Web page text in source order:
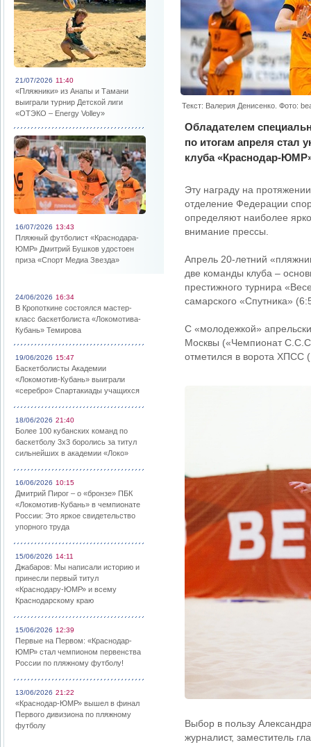
21/07/2026 11:40
«Пляжники» из Анапы и Тамани
выиграли турнир Детской лиги
«ОТЭКО – Energy Volley»
16/07/2026 13:43
Пляжный футболист «Краснодара-
ЮМР» Дмитрий Бушков удостоен
приза «Спорт Медиа Звезда»
24/06/2026 16:34
В Кропоткине состоялся мастер-
класс баскетболиста «Локомотива-
Кубань» Темирова
19/06/2026 15:47
Баскетболисты Академии
«Локомотив-Кубань» выиграли
«серебро» Спартакиады учащихся
18/06/2026 21:40
Более 100 кубанских команд по
баскетболу 3х3 боролись за титул
сильнейших в академии «Локо»
16/06/2026 10:15
Дмитрий Пирог – о «бронзе» ПБК
«Локомотив-Кубань» в чемпионате
России: Это яркое свидетельство
упорного труда
15/06/2026 14:11
Джабаров: Мы написали историю и
принесли первый титул
«Краснодару-ЮМР» и всему
Краснодарскому краю
15/06/2026 12:39
Первые на Первом: «Краснодар-
ЮМР» стал чемпионом первенства
России по пляжному футболу!
13/06/2026 21:22
«Краснодар-ЮМР» вышел в финал
Первого дивизиона по пляжному
футболу
Текст: Валерия Денисенко. Фото:
Обладателем
по итогам апреля стал
клуба «Краснодар-
Эту награду на
отделение Федерации
определяют наиболее
внимание прессы.
Апрель 20-летний
две команды клуба –
престижного турнира
самарского «Спутника»
С «молодежкой»
Москвы («Чемпионат
отметился в ворота ХПСС
Выбор в пользу
журналист, заместитель